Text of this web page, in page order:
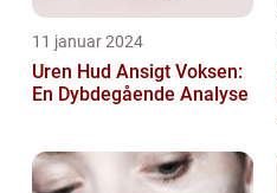
11 januar 2024
Uren Hud Ansigt Voksen:
En Dybdegående Analyse